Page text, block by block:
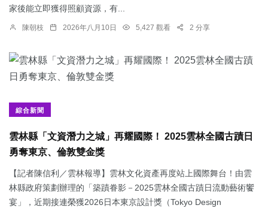
家後能立即獲得照顧資源，有...
陳朝枝 2026年八月10日 5,427 觀看 2 分享
綜合新聞
雲林縣「文資潛力之城」再耀國際！ 2025雲林全國古蹟日
勇奪東京、倫敦雙金獎
【記者陳信利／雲林報導】雲林文化資產再度站上國際舞台！由雲
林縣政府策劃辦理的「築蹟眷影－2025雲林全國古蹟日流動藝術饗
宴」，近期接連榮獲2026日本東京設計獎（Tokyo Design